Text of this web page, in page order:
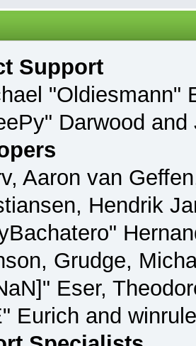
Support
"Oldiesmann"
Darwood
Aaron van
Hendrik
Grudge,
Eser,
Eurich and